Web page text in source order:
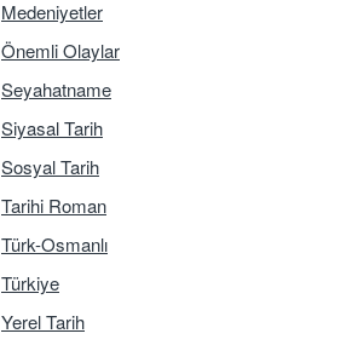
Medeniyetler
Önemli Olaylar
Seyahatname
Siyasal Tarih
Sosyal Tarih
Tarihi Roman
Türk-Osmanlı
Türkiye
Yerel Tarih